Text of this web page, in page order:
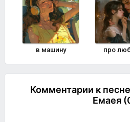
в машину про
Комментарии к
Емаея